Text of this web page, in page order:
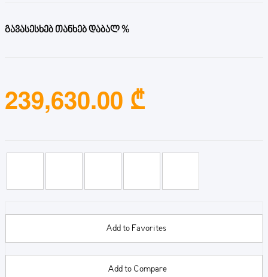
გავასესხებ თანხებ დაბალ %
239,630.00 ₾
Add to Favorites
Add to Compare